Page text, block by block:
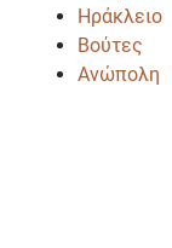
Ηράκλειο
Βούτες
Ανώπολη